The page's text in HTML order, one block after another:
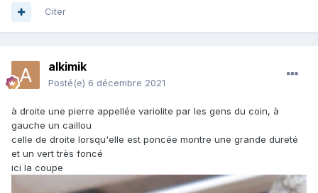
Citer
alkimik
Posté(e) 6 décembre 2021
à droite une pierre appellée variolite par les gens du coin, à
gauche un caillou
celle de droite lorsqu'elle est poncée montre une grande dureté
et un vert très foncé
ici la coupe